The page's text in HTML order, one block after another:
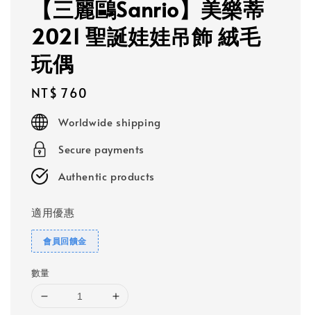
【三麗鷗Sanrio】美樂蒂
2021 聖誕娃娃吊飾 絨毛
玩偶
Regular
price
NT$ 760
Worldwide shipping
Secure payments
Authentic products
適用優惠
會員回饋金
數量